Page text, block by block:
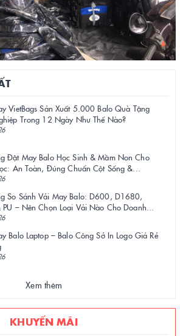
VietBags Sản Xuất 5.000 Balo Quà Tặng
Trong 12 Ngày Như Thế Nào?
Đặt May Balo Học Sinh & Mầm Non Cho
An Toàn, Đúng Chuẩn Cột Sống &...
So Sánh Vải May Balo: D600, D1680,
– Nên Chọn Loại Vải Nào Cho Doanh...
Balo Laptop – Balo Công Sở In Logo Giá Rẻ
Xem thêm
KHUYẾN MÃI